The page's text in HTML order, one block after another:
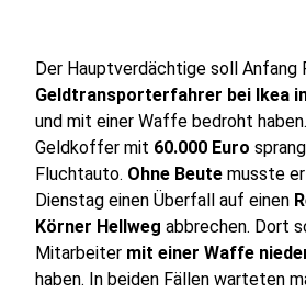
Der Hauptverdächtige soll Anfang
Geldtransporterfahrer bei Ikea
und mit einer Waffe bedroht
Geldkoffer mit 60.000 Euro
Fluchtauto. Ohne Beute musste
Dienstag einen Überfall auf einen
Körner Hellweg abbrechen. Dort
Mitarbeiter mit einer Waffe
haben. In beiden Fällen warteten